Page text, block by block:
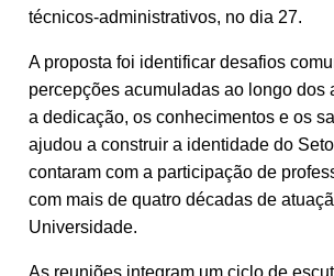
técnicos-administrativos, no dia 27.
A proposta foi identificar desafios
percepções acumuladas ao longo dos
a dedicação, os conhecimentos e os
ajudou a construir a identidade do
contaram com a participação de
com mais de quatro décadas de
Universidade.
As reuniões integram um ciclo de